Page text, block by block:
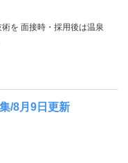
を 面接時・採用後は温泉
/8月9日更新